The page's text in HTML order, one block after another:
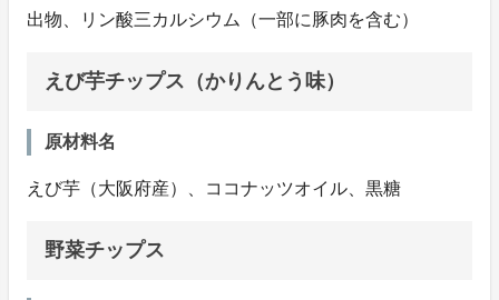
出物、リン酸三カルシウム（一部に豚肉を含む）
えび芋チップス（かりんとう味）
原材料名
えび芋（大阪府産）、ココナッツオイル、黒糖
野菜チップス